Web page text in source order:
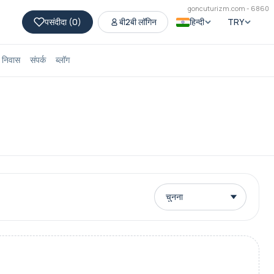
goncuturizm.com - 6860
पसंदीदा (0) बी2बी लॉगिन हिन्दी TRY
निवास संपर्क ब्लॉग